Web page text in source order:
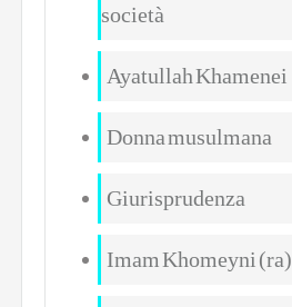
società
Ayatullah Khamenei
Donna musulmana
Giurisprudenza
Imam Khomeyni (ra)